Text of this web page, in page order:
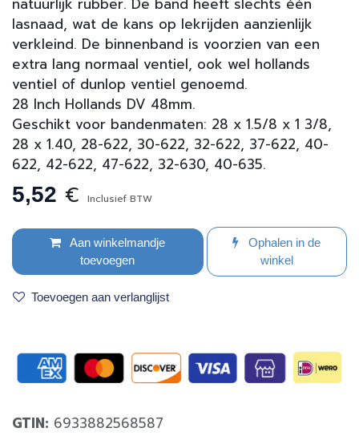
natuurlijk rubber. De band heeft slechts één
lasnaad, wat de kans op lekrijden aanzienlijk
verkleind. De binnenband is voorzien van een
extra lang normaal ventiel, ook wel hollands
ventiel of dunlop ventiel genoemd.
28 Inch Hollands DV 48mm.
Geschikt voor bandenmaten: 28 x 1.5/8 x 1 3/8,
28 x 1.40, 28-622, 30-622, 32-622, 37-622, 40-
622, 42-622, 47-622, 32-630, 40-635.
5,52 € Inclusief BTW
Aan winkelmandje
toevoegen
Ophalen in de
winkel
Toevoegen aan verlanglijst
GTIN: 6933882568587